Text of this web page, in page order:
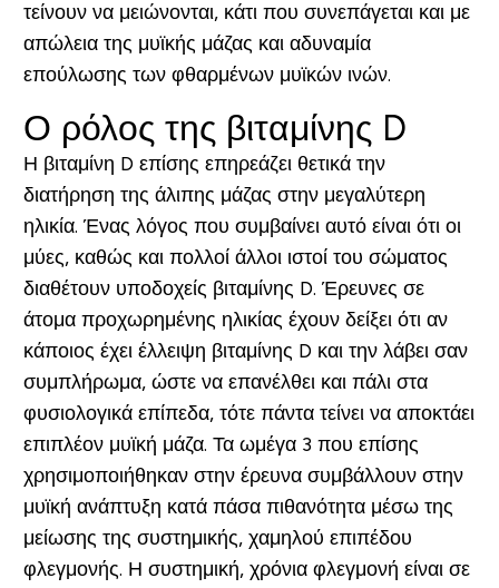
τείνουν να μειώνονται, κάτι που συνεπάγεται και με
απώλεια της μυϊκής μάζας και αδυναμία
επούλωσης των φθαρμένων μυϊκών ινών.
Ο ρόλος της βιταμίνης D
Η βιταμίνη D επίσης επηρεάζει θετικά την
διατήρηση της άλιπης μάζας στην μεγαλύτερη
ηλικία. Ένας λόγος που συμβαίνει αυτό είναι ότι οι
μύες, καθώς και πολλοί άλλοι ιστοί του σώματος
διαθέτουν υποδοχείς βιταμίνης D. Έρευνες σε
άτομα προχωρημένης ηλικίας έχουν δείξει ότι αν
κάποιος έχει έλλειψη βιταμίνης D και την λάβει σαν
συμπλήρωμα, ώστε να επανέλθει και πάλι στα
φυσιολογικά επίπεδα, τότε πάντα τείνει να αποκτάει
επιπλέον μυϊκή μάζα. Τα ωμέγα 3 που επίσης
χρησιμοποιήθηκαν στην έρευνα συμβάλλουν στην
μυϊκή ανάπτυξη κατά πάσα πιθανότητα μέσω της
μείωσης της συστημικής, χαμηλού επιπέδου
φλεγμονής. Η συστημική, χρόνια φλεγμονή είναι σε